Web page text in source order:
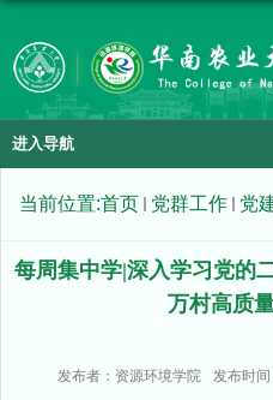
进入导航
当前位置:首页 党群工作 党
每周集中学|深入学习党的
万村高质
发布者：资源环境学院 发布时